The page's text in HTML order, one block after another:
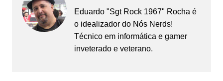
Eduardo "Sgt Rock 1967" Rocha é
o idealizador do Nós Nerds!
Técnico em informática e gamer
inveterado e veterano.